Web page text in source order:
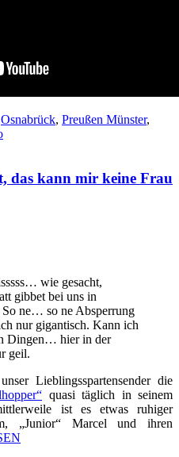
Osnabrück, Preußen Münster,
das kann mir keine Frau
wie gesacht,
gibbet bei uns in
ne… so ne Absperrung
nur gigantisch. Kann ich
Dingen… hier in der
geil.
Lieblingsspartensender die
quasi täglich in seinem
ist es etwas ruhiger
„Junior“ Marcel und ihren